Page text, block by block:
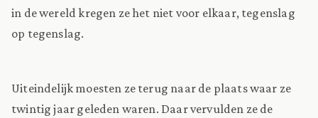
in de wereld kregen ze het niet voor elkaar, tegenslag
op tegenslag.
Uiteindelijk moesten ze terug naar de plaats waar ze
twintig jaar geleden waren. Daar vervulden ze de